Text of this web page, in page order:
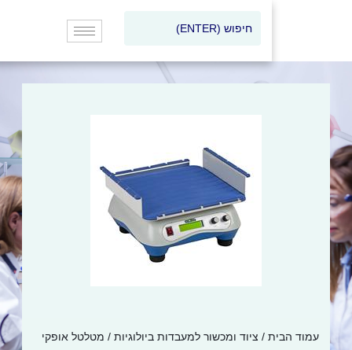
הבית/ציוד ומכשור למעבדות ביולוגיות / מטלטל אופקי